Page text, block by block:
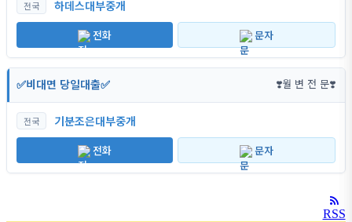
전국 하데스대부중개
전화 문자
✅비대면 당일대출✅ ❣️월 변 전 문❣️
전국 기분조은대부중개
전화 문자
RSS